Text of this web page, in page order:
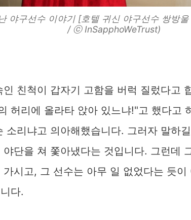
야구선수 이야기 [호텔 귀신 야구선수 쌍방
/ ⓒ InSapphoWeTrust)
인 친척이 갑자기 고함을 버럭 질렀다고
허리에 올라타 앉아 있느냐!"고 했다고
소리냐고 의아해했습니다. 그러자 말하
야단을 쳐 쫓아냈다는 것입니다. 그런데
가시고, 그 선수는 아무 일 없었다는 듯이
다.